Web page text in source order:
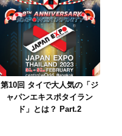
第10回 タイで大人気の「ジ
ャパンエキスポタイラン
ド」とは？ Part.2